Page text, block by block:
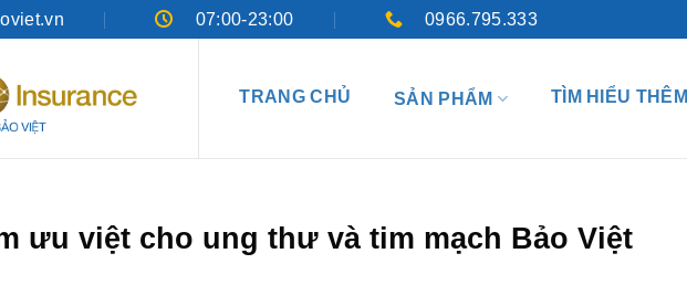
07:00-23:00 0966.795.333
TRANG CHỦ SẢN PHẨM TÌM HIỂU THÊM
ưu việt cho ung thư và tim mạch Bảo Việt